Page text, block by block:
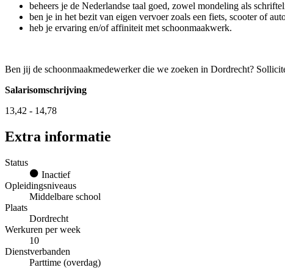
beheers je de Nederlandse taal goed, zowel mondeling als
ben je in het bezit van eigen vervoer zoals een fiets, scooter of
heb je ervaring en/of affiniteit met schoonmaakwerk.
Ben jij de schoonmaakmedewerker die we zoeken in Dordrecht?
Salarisomschrijving
13,42 - 14,78
Extra informatie
Status
Inactief
Opleidingsniveaus
Middelbare school
Plaats
Dordrecht
Werkuren per week
10
Dienstverbanden
Parttime (overdag)